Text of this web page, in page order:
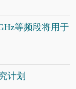
等频段将用于
计划